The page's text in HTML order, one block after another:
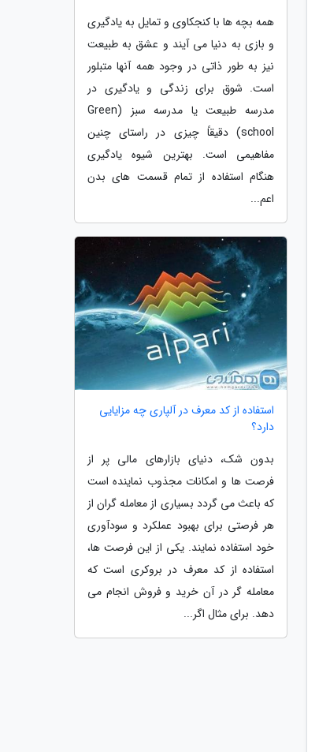
همه بچه ها با کنجکاوی و تمایل به یادگیری
و بازی به دنیا می آیند و عشق به طبیعت
نیز به طور ذاتی در وجود همه آنها متبلور
است. شوق برای زندگی و یادگیری در
مدرسه طبیعت یا مدرسه سبز (Green
school) دقیقاً چیزی در راستای چنین
مفاهیمی است. بهترین شیوه یادگیری
هنگام استفاده از تمام قسمت های بدن
اعم...
استفاده از کد معرف در آلپاری چه مزایایی
دارد؟
بدون شک، دنیای بازارهای مالی پر از
فرصت ها و امکانات مجذوب نماینده است
که باعث می گردد بسیاری از معامله گران از
هر فرصتی برای بهبود عملکرد و سودآوری
خود استفاده نمایند. یکی از این فرصت ها،
استفاده از کد معرف در بروکری است که
معامله گر در آن خرید و فروش انجام می
دهد. برای مثال اگر...